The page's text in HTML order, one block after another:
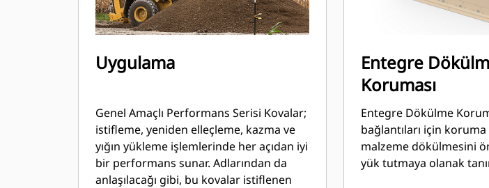
Uygulama
Genel Amaçlı Performans Serisi Kovalar;
istifleme, yeniden elleçleme, kazma ve
yığın yükleme işlemlerinde her açıdan iyi
bir performans sunar. Adlarından da
anlaşılacağı gibi, bu kovalar istiflenen
Entegre
Koruması
Entegre Dökülme
bağlantıları için
malzeme dökülmesini
yük tutmaya olanak